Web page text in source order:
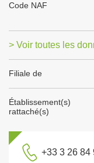
Code NAF
> Voir toutes les
Filiale de
Établissement(s)
rattaché(s)
+33 3 26 84